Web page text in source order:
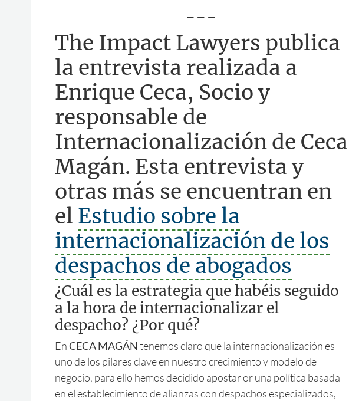
---
The Impact Lawyers publica
la entrevista realizada a
Enrique Ceca, Socio y
responsable de
Internacionalización de Ceca
Magán. Esta entrevista y
otras más se encuentran en
el Estudio sobre la
internacionalización de los
despachos de abogados
¿Cuál es la estrategia que habéis seguido
a la hora de internacionalizar el
despacho? ¿Por qué?
EnCECA MAGÁN tenemos claro que la internacionalización es
uno de los pilares clave en nuestro crecimiento y modelo de
negocio, para ello hemos decidido apostar or una política basada
en el establecimiento de alianzas con despachos especializados,